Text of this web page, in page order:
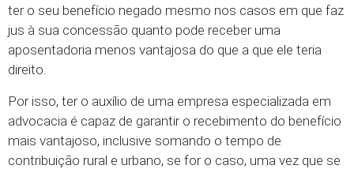
ter o seu benefício negado mesmo nos casos em que faz
jus à sua concessão quanto pode receber uma
aposentadoria menos vantajosa do que a que ele teria
direito.
Por isso, ter o auxílio de uma empresa especializada em
advocacia é capaz de garantir o recebimento do benefício
mais vantajoso, inclusive somando o tempo de
contribuição rural e urbano, se for o caso, uma vez que se